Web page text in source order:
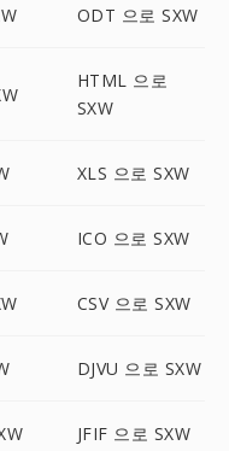
ODT 으로 SXW
HTML 으로
SXW
XLS 으로 SXW
ICO 으로 SXW
CSV 으로 SXW
DJVU 으로 SXW
JFIF 으로 SXW